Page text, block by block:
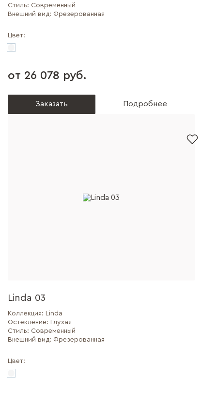
Стиль: Современный
Внешний вид: Фрезерованная
Цвет:
от 26 078 руб.
Заказать Подробнее
Linda 03
Коллекция: Linda
Остекление: Глухая
Стиль: Современный
Внешний вид: Фрезерованная
Цвет: